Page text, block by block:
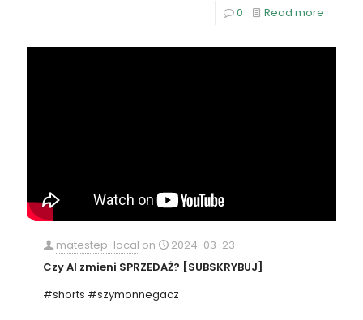
0 Read more
matestep-local on
2024-03-23
Czy AI zmieni SPRZEDAŻ? [SUBSKRYBUJ]
#shorts #szymonnegacz